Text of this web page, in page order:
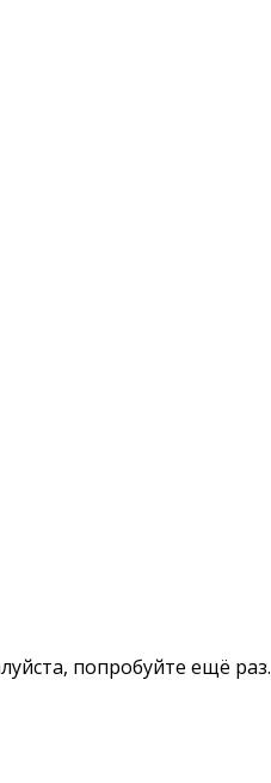
попробуйте ещё раз.